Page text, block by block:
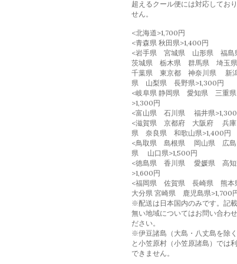
超えるクール便には対応してお
せん。
<北海道>1,700円
<青森県 秋田県>1,400円
<岩手県 宮城県 山形県 福
茨城県 栃木県 群馬県 埼玉
千葉県 東京都 神奈川県 新
県 山梨県 長野県>1,300円
<岐阜県 静岡県 愛知県 三重県
>1,300円
<富山県 石川県 福井県
<滋賀県 京都府 大阪府 兵庫
県 奈良県 和歌山県>1,400円
<鳥取県 島根県 岡山県 広島
県 山口県>1,500円
<徳島県 香川県 愛媛県 高知
>1,600円
<福岡県 佐賀県 長崎県 熊
大分県 宮崎県 鹿児島県>1,700
※配送は日本国内のみです。記
無い地域についてはお問い合わせ
ださい。
※伊豆諸島（大島・八丈島を除く
と小笠原村（小笠原諸島）では
できません。